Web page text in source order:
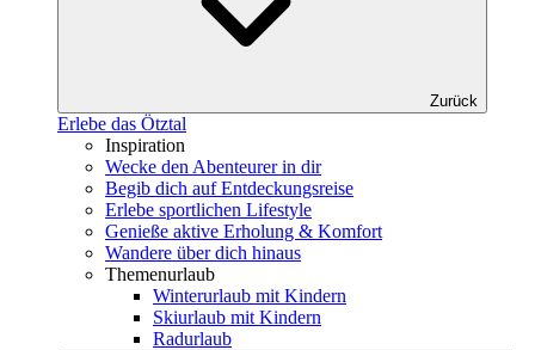
Zurück
Erlebe das Ötztal
Inspiration
Wecke den Abenteurer in dir
Begib dich auf Entdeckungsreise
Erlebe sportlichen Lifestyle
Genieße aktive Erholung & Komfort
Wandere über dich hinaus
Themenurlaub
Winterurlaub mit Kindern
Skiurlaub mit Kindern
Radurlaub